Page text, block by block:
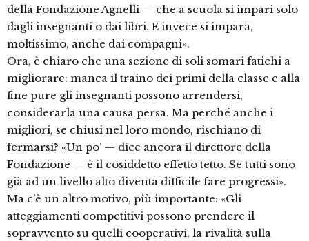
della Fondazione Agnelli — che a scuola si impari solo
dagli insegnanti o dai libri. E invece si impara,
moltissimo, anche dai compagni».
Ora, è chiaro che una sezione di soli somari fatichi a
migliorare: manca il traino dei primi della classe e alla
fine pure gli insegnanti possono arrendersi,
considerarla una causa persa. Ma perché anche i
migliori, se chiusi nel loro mondo, rischiano di
fermarsi? «Un po’ — dice ancora il direttore della
Fondazione — è il cosiddetto effetto tetto. Se tutti sono
già ad un livello alto diventa difficile fare progressi».
Ma c’è un altro motivo, più importante: «Gli
atteggiamenti competitivi possono prendere il
sopravvento su quelli cooperativi, la rivalità sulla